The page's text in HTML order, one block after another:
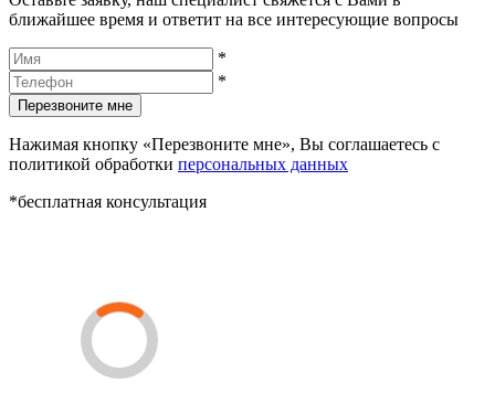
ближайшее время и ответит на все интересующие вопросы
*
*
Перезвоните мне
Нажимая кнопку «Перезвоните мне», Вы соглашаетесь с
политикой обработки персональных данных
*бесплатная консультация